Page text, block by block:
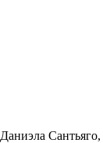
Даниэла Сантьяго,